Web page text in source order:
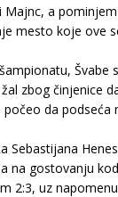
Majnc, a
mesto koje ove
Švabe
zbog činjenice
da podseća
Sebastijana
na gostovanju
2:3, uz